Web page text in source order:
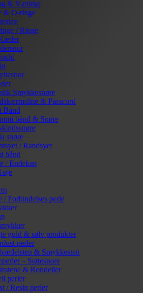
& Værktøj
& O-ringe
/ Ringe
Smykkesnøre
& Paracord
Bånd
bånd & Snøre
snøre
/ Randsyet
bånd
/ Endekap
øje
/ Forbindelses perle
guld & sølv produkter
perler
& Smykkesten
– Suttesnore
& Rondeller
perler
/ Resin perler